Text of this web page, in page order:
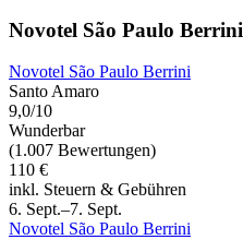
Novotel São Paulo Berrini
Novotel São Paulo Berrini
Santo Amaro
9,0/10
Wunderbar
(1.007 Bewertungen)
110 €
inkl. Steuern & Gebühren
6. Sept.–7. Sept.
Novotel São Paulo Berrini